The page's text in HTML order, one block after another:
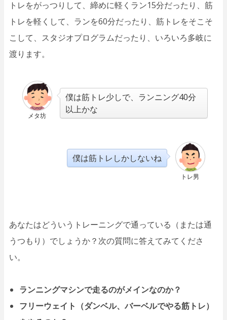
トレをがっつりして、締めに軽くラン15分だったり、筋
トレを軽くして、ランを60分だったり、筋トレをそこそ
こして、スタジオプログラムだったり、いろいろ多岐に
渡ります。
メタ坊
僕は筋トレ少しで、ランニング40分
以上かな
トレ男
僕は筋トレしかしないね
あなたはどういうトレーニングで通っている（または通
うつもり）でしょうか？次の質問に答えてみてくださ
い。
ランニングマシンで走るのがメインなのか？
フリーウェイト（ダンベル、バーベルでやる筋トレ）